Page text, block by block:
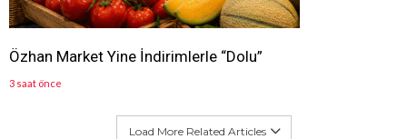
Özhan Market Yine İndirimlerle “Dolu”
3 saat önce
Load More Related Articles